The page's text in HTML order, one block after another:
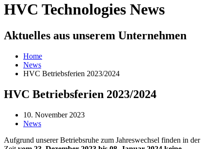
HVC Technologies News
Aktuelles aus unserem Unternehmen
Home
News
HVC Betriebsferien 2023/2024
HVC Betriebsferien 2023/2024
10. November 2023
News
Aufgrund unserer Betriebsruhe zum Jahreswechsel finden in der